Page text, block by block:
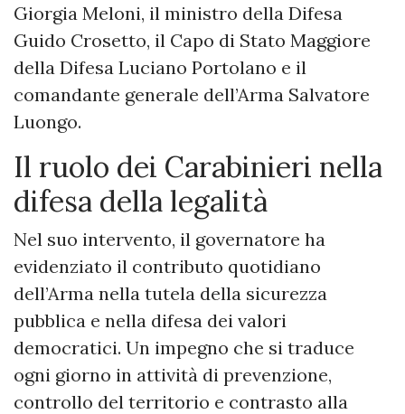
Giorgia Meloni, il ministro della Difesa
Guido Crosetto, il Capo di Stato Maggiore
della Difesa Luciano Portolano e il
comandante generale dell’Arma Salvatore
Luongo.
Il ruolo dei Carabinieri nella
difesa della legalità
Nel suo intervento, il governatore ha
evidenziato il contributo quotidiano
dell’Arma nella tutela della sicurezza
pubblica e nella difesa dei valori
democratici. Un impegno che si traduce
ogni giorno in attività di prevenzione,
controllo del territorio e contrasto alla